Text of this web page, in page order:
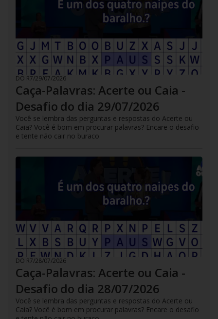
DO R7/29/07/2026
Caça-Palavras: Acerte ou Caia -
Desafio do dia 29/07/2026
Você se lembra das perguntas e respostas do Acerte ou
Caia? Você é bom em procurar palavras? Encare o desafio
e tente não cair no buraco
DO R7/28/07/2026
Caça-Palavras: Acerte ou Caia -
Desafio do dia 28/07/2026
Você se lembra das perguntas e respostas do Acerte ou
Caia? Você é bom em procurar palavras? Encare o desafio